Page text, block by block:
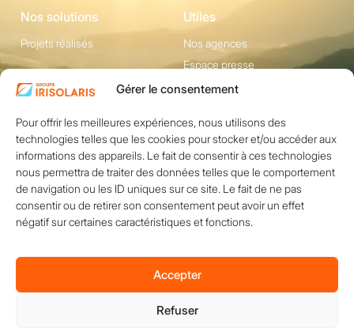
Gérer le consentement
Pour offrir les meilleures expériences, nous utilisons des
technologies telles que les cookies pour stocker et/ou accéder aux
informations des appareils. Le fait de consentir à ces technologies
nous permettra de traiter des données telles que le comportement
de navigation ou les ID uniques sur ce site. Le fait de ne pas
consentir ou de retirer son consentement peut avoir un effet
négatif sur certaines caractéristiques et fonctions.
Accepter
Refuser
Nos solutions
Projets réalisés
Utiles
Nos agences
Espace presse
Contact
1200 avenue Olivier
Perroy, Bât. F -
13790 ROUSSET
+33 (0)4 84 49 24
20
Nous contacter
Réseaux sociaux
Copyright © 2026 IRISOLARIS. Tous droits réservés.